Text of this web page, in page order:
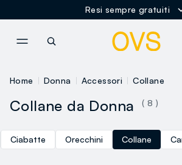
Resi sempre gratuiti
Home Donna Accessori Collane
Collane da Donna ( 8 )
Ciabatte Orecchini Collane